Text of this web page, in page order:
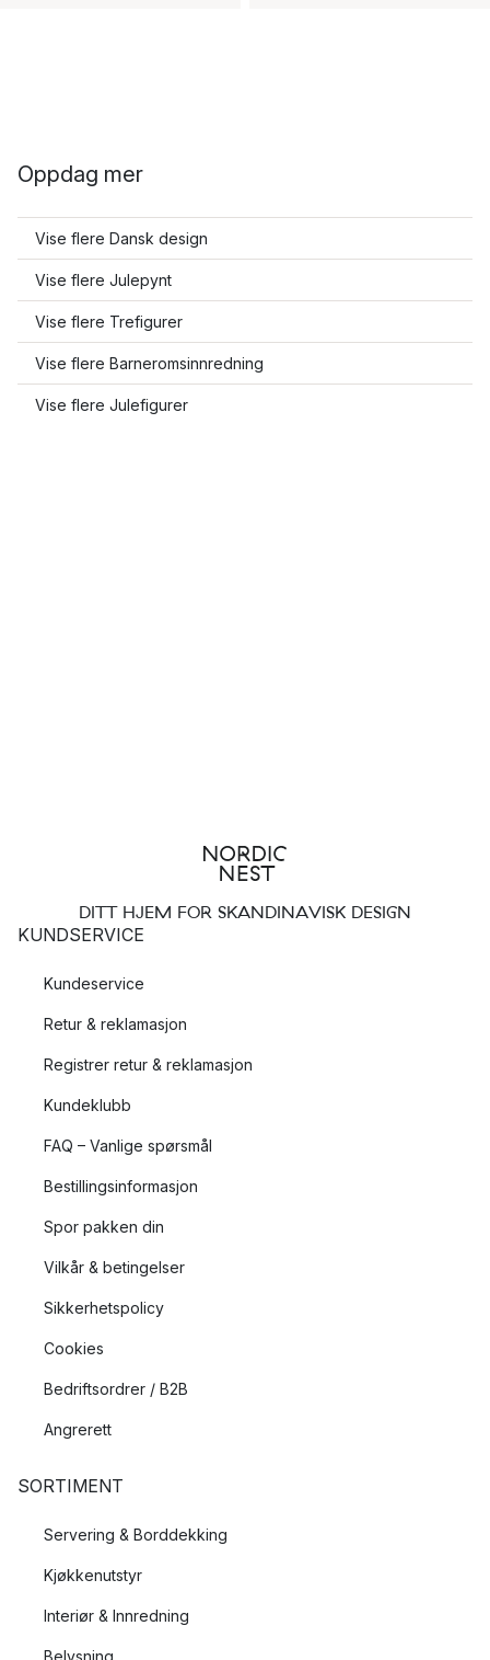
Oppdag mer
Vise flere Dansk design
Vise flere Julepynt
Vise flere Trefigurer
Vise flere Barneromsinnredning
Vise flere Julefigurer
DITT HJEM FOR SKANDINAVISK DESIGN
KUNDSERVICE
Kundeservice
Retur & reklamasjon
Registrer retur & reklamasjon
Kundeklubb
FAQ – Vanlige spørsmål
Bestillingsinformasjon
Spor pakken din
Vilkår & betingelser
Sikkerhetspolicy
Cookies
Bedriftsordrer / B2B
Angrerett
SORTIMENT
Servering & Borddekking
Kjøkkenutstyr
Interiør & Innredning
Belysning